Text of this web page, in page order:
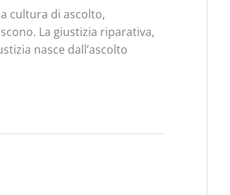
cultura di ascolto,
La giustizia riparativa,
nasce dall’ascolto